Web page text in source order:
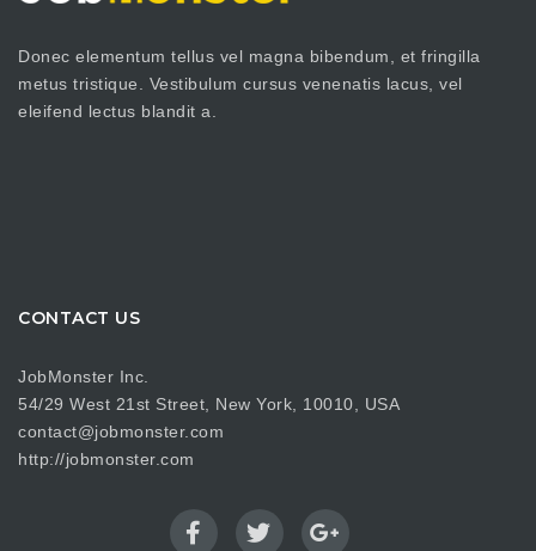
Donec elementum tellus vel magna bibendum, et fringilla
metus tristique. Vestibulum cursus venenatis lacus, vel
eleifend lectus blandit a.
CONTACT US
JobMonster Inc.
54/29 West 21st Street, New York, 10010, USA
contact@jobmonster.com
http://jobmonster.com